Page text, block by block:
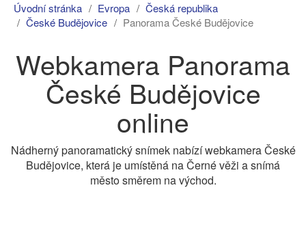
Úvodní stránka Evropa
Česká republika
České Budějovice
Panorama České Budějovice
Webkamera Panorama
České Budějovice
online
Nádherný panoramatický snímek nabízí webkamera České
Budějovice, která je umístěná na Černé věži a snímá
město směrem na východ.